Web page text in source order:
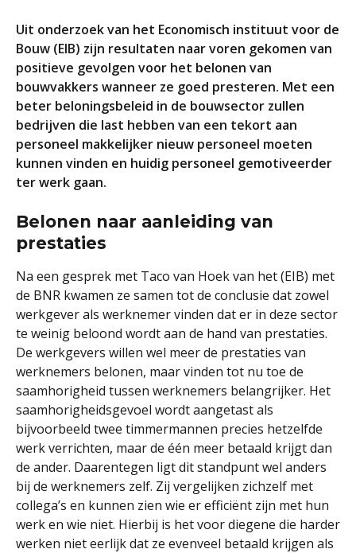
Uit onderzoek van het Economisch instituut voor de
Bouw (EIB) zijn resultaten naar voren gekomen van
positieve gevolgen voor het belonen van
bouwvakkers wanneer ze goed presteren. Met een
beter beloningsbeleid in de bouwsector zullen
bedrijven die last hebben van een tekort aan
personeel makkelijker nieuw personeel moeten
kunnen vinden en huidig personeel gemotiveerder
ter werk gaan.
Belonen naar aanleiding van
prestaties
Na een gesprek met Taco van Hoek van het (EIB) met
de BNR kwamen ze samen tot de conclusie dat zowel
werkgever als werknemer vinden dat er in deze sector
te weinig beloond wordt aan de hand van prestaties.
De werkgevers willen wel meer de prestaties van
werknemers belonen, maar vinden tot nu toe de
saamhorigheid tussen werknemers belangrijker. Het
saamhorigheidsgevoel wordt aangetast als
bijvoorbeeld twee timmermannen precies hetzelfde
werk verrichten, maar de één meer betaald krijgt dan
de ander. Daarentegen ligt dit standpunt wel anders
bij de werknemers zelf. Zij vergelijken zichzelf met
collega’s en kunnen zien wie er efficiënt zijn met hun
werk en wie niet. Hierbij is het voor diegene die harder
werken niet eerlijk dat ze evenveel betaald krijgen als